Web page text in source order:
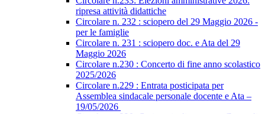
ripresa attività didattiche
Circolare n. 232 : sciopero del 29 Maggio 2026 -
per le famiglie
Circolare n. 231 : sciopero doc. e Ata del 29
Maggio 2026
Circolare n.230 : Concerto di fine anno scolastico
2025/2026
Circolare n.229 : Entrata posticipata per
Assemblea sindacale personale docente e Ata –
19/05/2026